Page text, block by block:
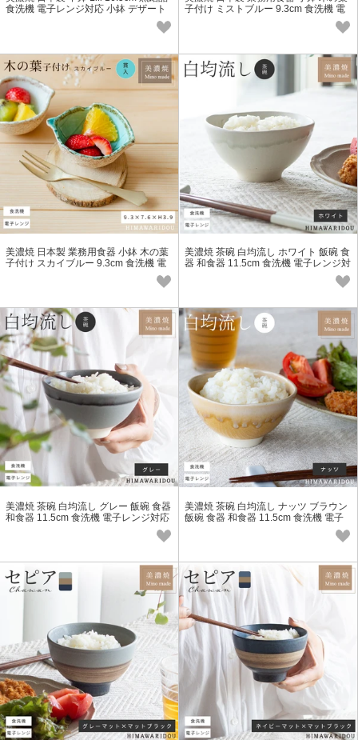
食洗機 電子レンジ対応 小鉢 デザート
子付け ミストブルー 9.3cm 食洗機 電
美濃焼 日本製 業務用食器 小鉢 木の葉
子付け スカイブルー 9.3cm 食洗機 電
美濃焼 茶碗 白均流し ホワイト 飯碗 食
器 和食器 11.5cm 食洗機 電子レンジ対
美濃焼 茶碗 白均流し グレー 飯碗 食器
和食器 11.5cm 食洗機 電子レンジ対応
美濃焼 茶碗 白均流し ナッツ ブラウン
飯碗 食器 和食器 11.5cm 食洗機 電子